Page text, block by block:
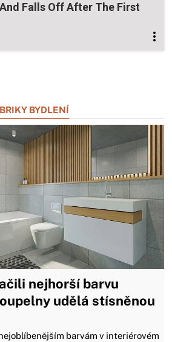
Falls Off After The First
BYDLENÍ
nejhorší barvu
udělá stísněnou
barvám v interiérovém